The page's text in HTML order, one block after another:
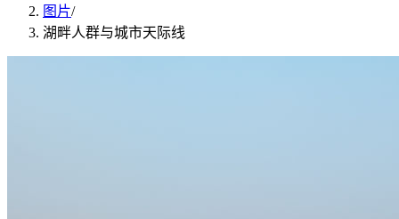
图片/
湖畔人群与城市天际线